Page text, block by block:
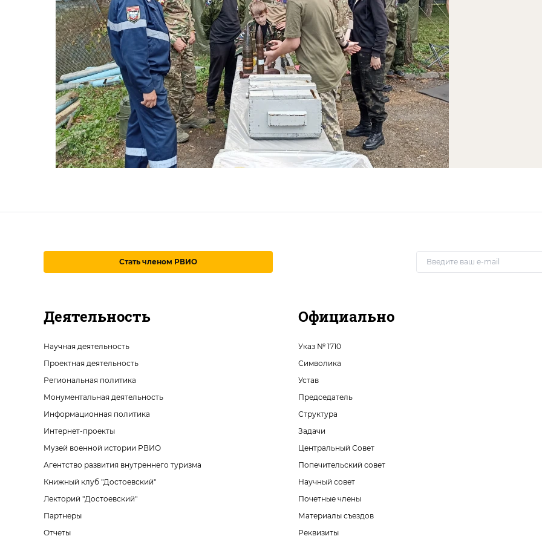
Стать членом РВИО
Деятельность
Научная деятельность
Проектная деятельность
Региональная политика
Монументальная деятельность
Информационная политика
Интернет-проекты
Музей военной истории РВИО
Агентство развития внутреннего туризма
Книжный клуб "Достоевский"
Лекторий "Достоевский"
Партнеры
Отчеты
Официально
Указ № 1710
Символика
Устав
Председатель
Структура
Задачи
Центральный Совет
Попечительский совет
Научный совет
Почетные члены
Материалы съездов
Реквизиты